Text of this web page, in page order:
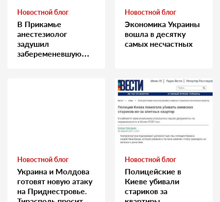
Новостной блог
В Прикамье
анестезиолог
задушил
забеременевшую
Новостной блог
Экономика Украины
вошла в десятку
самых несчастных
Новостной блог
Украина и Молдова
готовят новую атаку
на Приднестровье.
Новостной блог
Полицейские в
Киеве убивали
стариков за